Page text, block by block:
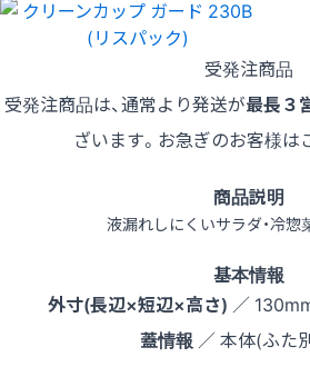
受発注商品
受発注商品は、通常より発送が最長３
ざいます。お急ぎのお客様は
商品説明
液漏れしにくいサラダ・冷惣
基本情報
外寸(長辺×短辺×高さ) ／
蓋情報 ／ 本体(ふた